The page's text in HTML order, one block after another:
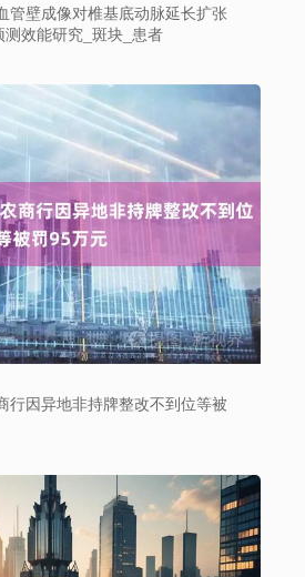
管壁成像对椎基底动脉延长扩张
效能研究_斑块_患者
行因异地非持牌整改不到位等被